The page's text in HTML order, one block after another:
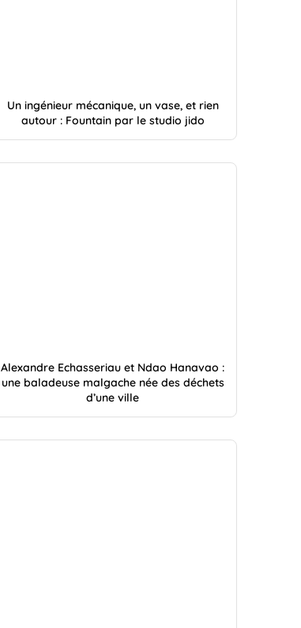
Un ingénieur mécanique, un vase, et rien
autour : Fountain par le studio jido
Alexandre Echasseriau et Ndao Hanavao :
une baladeuse malgache née des déchets
d’une ville